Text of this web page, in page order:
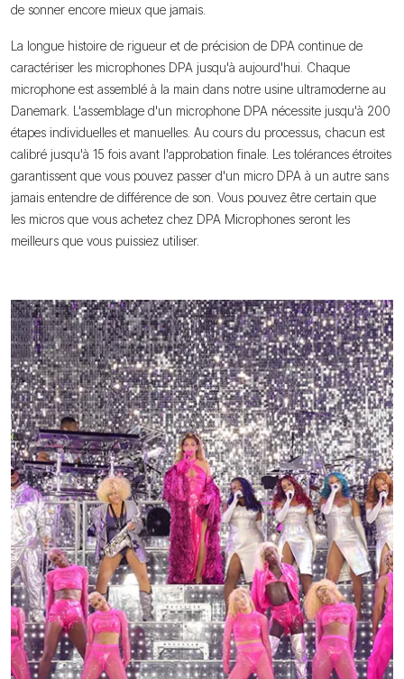
de sonner encore mieux que jamais.
La longue histoire de rigueur et de précision de DPA continue de
caractériser les microphones DPA jusqu'à aujourd'hui. Chaque
microphone est assemblé à la main dans notre usine ultramoderne au
Danemark. L'assemblage d'un microphone DPA nécessite jusqu'à 200
étapes individuelles et manuelles. Au cours du processus, chacun est
calibré jusqu'à 15 fois avant l'approbation finale. Les tolérances étroites
garantissent que vous pouvez passer d'un micro DPA à un autre sans
jamais entendre de différence de son. Vous pouvez être certain que
les micros que vous achetez chez DPA Microphones seront les
meilleurs que vous puissiez utiliser.